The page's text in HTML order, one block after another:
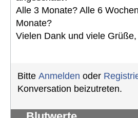
Alle 3 Monate? Alle 6
Monate?
Vielen Dank und viele
Bitte Anmelden oder
Konversation beizutreten.